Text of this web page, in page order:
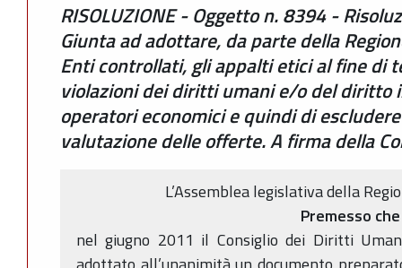
RISOLUZIONE - Oggetto n. 8394 -
Giunta ad adottare, da parte della
Enti controllati, gli appalti etici al fine di
violazioni dei diritti umani e/o del diritto
operatori economici e quindi di
valutazione delle offerte. A firma della
L’Assemblea legislativa della
Premesso che
nel giugno 2011 il Consiglio dei Diritti